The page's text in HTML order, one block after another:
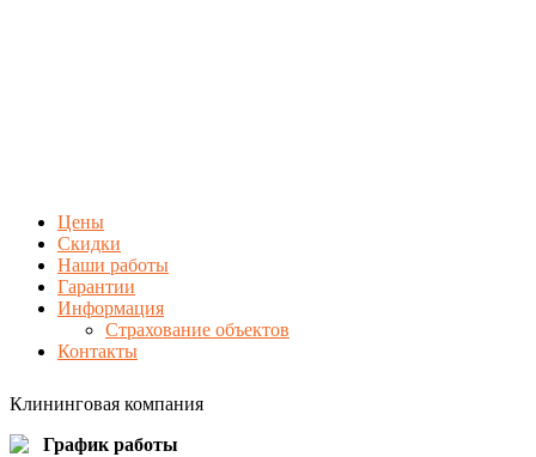
Цены
Скидки
Наши работы
Гарантии
Информация
Страхование объектов
Контакты
Клининговая компания
График работы